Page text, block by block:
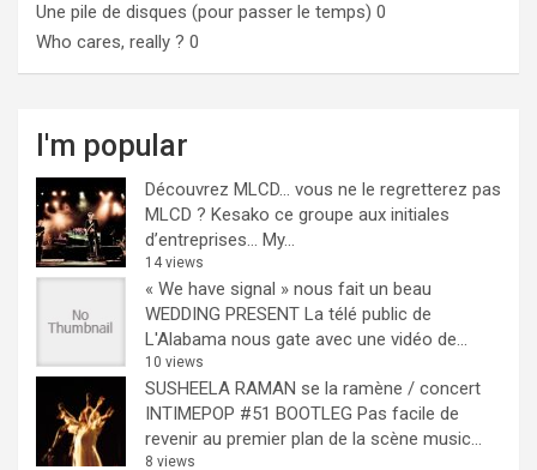
Une pile de disques (pour passer le temps) 0
Who cares, really ? 0
I'm popular
Découvrez MLCD… vous ne le regretterez pas
MLCD ? Kesako ce groupe aux initiales
d’entreprises… My...
14 views
« We have signal » nous fait un beau
WEDDING PRESENT La télé public de
L'Alabama nous gate avec une vidéo de...
10 views
SUSHEELA RAMAN se la ramène / concert
INTIMEPOP #51 BOOTLEG Pas facile de
revenir au premier plan de la scène music...
8 views